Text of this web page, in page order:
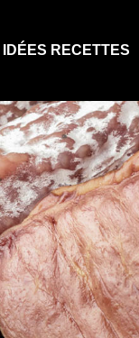
IDÉES RECETTES